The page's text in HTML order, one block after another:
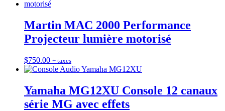
Martin MAC 2000 Performance
Projecteur lumière motorisé
$750.00 + taxes
Yamaha MG12XU Console 12 canaux
série MG avec effets